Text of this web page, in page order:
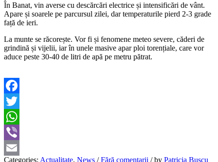
În Banat, vin averse cu descărcări electrice și intensificări de vânt.
Apare și soarele pe parcursul zilei, dar temperaturile pierd 2-3 grade
față de ieri.
La munte se răcorește. Vor fi și fenomene meteo severe, căderi de
grindină și vijelii, iar în unele masive apar ploi torențiale, care vor
aduce peste 30-40 de litri de apă pe metru pătrat.
Facebook
Twitter
WhatsApp
Viber
Categories: Actualitate, News / Fără comentarii /by Patricia Bușcu